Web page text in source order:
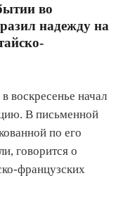
во
надежду на
воскресенье начал
В письменной
по его
говорится о
французских